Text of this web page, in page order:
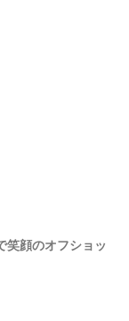
笑顔のオフショッ